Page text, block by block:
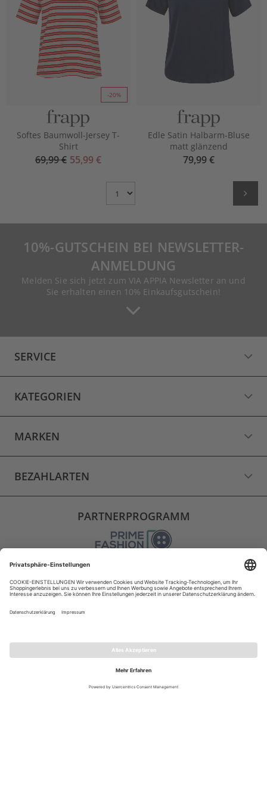
-20%
Softes Baumwoll-Jersey T-
Shirt
69,99 € 55,99 €
Edle Satin Halbarm-Bluse
matt glänzend
79,99 €
Page
10%-GUTSCHEIN BEI NEWSLETTER-
ANMELDUNG
Melden Sie sich jetzt zum VIA APPIA Newsletter an und
Sie erhalten einen 10% Einkaufsgutschein!
SERVICE
KATEGORIEN
MARKEN
BEZAHLARTEN
PARTNERPROGRAMM
VERSAND
WIDERRUF
VERTRAG WIDERRUFEN